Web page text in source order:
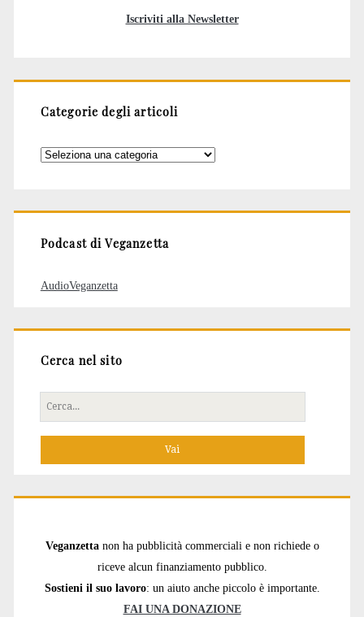
Iscriviti alla Newsletter
Categorie degli articoli
Categorie
Podcast di Veganzetta
AudioVeganzetta
Cerca nel sito
Cerca
per:
Veganzetta non ha pubblicità commerciali e non richiede o
riceve alcun finanziamento pubblico.
Sostieni il suo lavoro: un aiuto anche piccolo è importante.
FAI UNA DONAZIONE